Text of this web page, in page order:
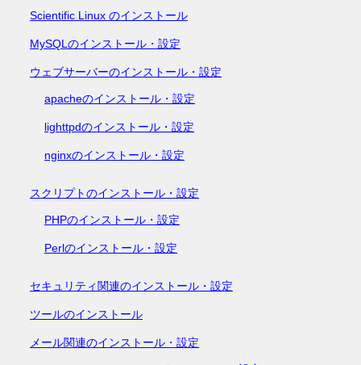
Scientific Linux のインストール
MySQLのインストール・設定
ウェブサーバーのインストール・設定
apacheのインストール・設定
lighttpdのインストール・設定
nginxのインストール・設定
スクリプトのインストール・設定
PHPのインストール・設定
Perlのインストール・設定
セキュリティ関連のインストール・設定
ツールのインストール
メール関連のインストール・設定